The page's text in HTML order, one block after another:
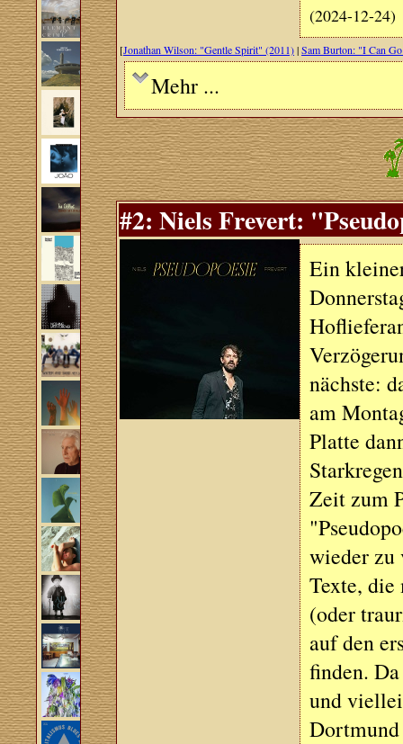
(2024-12-24)
[Jonathan Wilson: "Gentle Spirit" (2011)|Sam Burton: "I Can
Mehr ...
#2: Niels Frevert:
Ein
nächste:
am
Platte
Zeit zum
wieder zu
Texte,
(oder
auf den
finden.
und